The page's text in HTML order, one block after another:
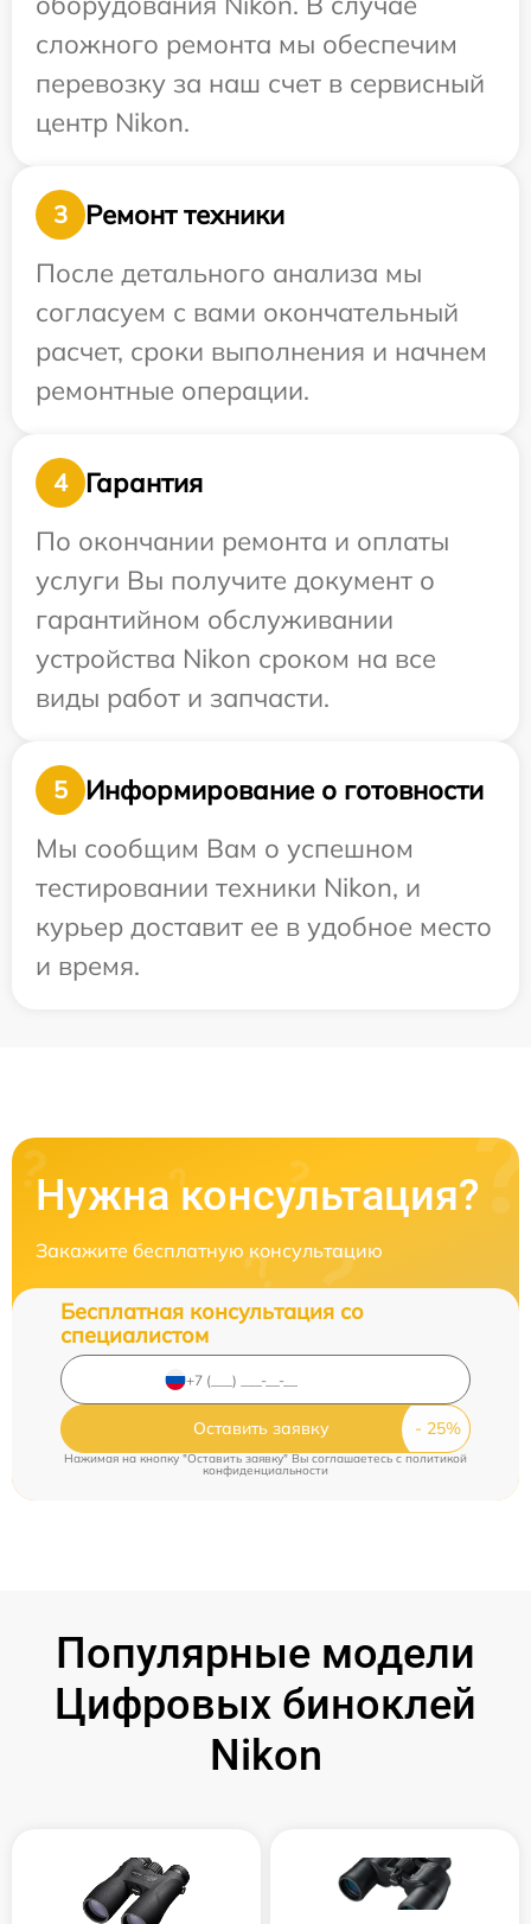
сложного ремонта мы обеспечим
перевозку за наш счет в сервисный
центр Nikon.
3
Ремонт техники
После детального анализа мы
согласуем с вами окончательный
расчет, сроки выполнения и начнем
ремонтные операции.
4
Гарантия
По окончании ремонта и оплаты
услуги Вы получите документ о
гарантийном обслуживании
устройства Nikon сроком на все
виды работ и запчасти.
5
Информирование о готовности
Мы сообщим Вам о успешном
тестировании техники Nikon, и
курьер доставит ее в удобное место
и время.
Нужна консультация?
Закажите бесплатную консультацию
Бесплатная консультация со
специалистом
Оставить заявку
Нажимая на кнопку "Оставить заявку" Вы соглашаетесь c политикой
конфиденциальности
Популярные модели
Цифровых биноклей
Nikon